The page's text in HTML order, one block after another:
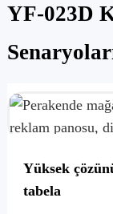
YF-023D
Yüksek
tabela